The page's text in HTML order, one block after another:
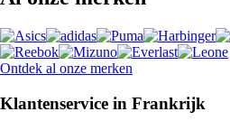
Ontdek al onze merken
Klantenservice in Frankrijk